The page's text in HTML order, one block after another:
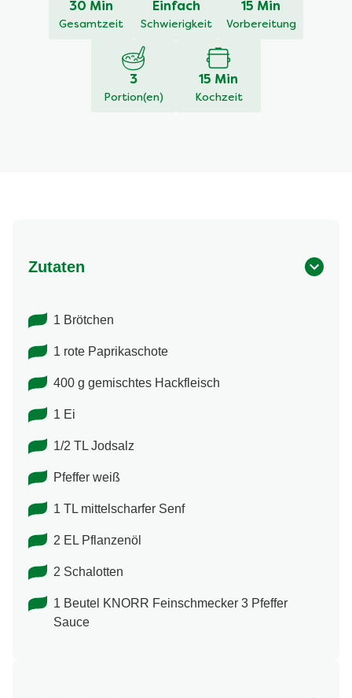
30 Min
Gesamtzeit
Einfach
Schwierigkeit
15 Min
Vorbereitung
3
Portion(en)
15 Min
Kochzeit
Zutaten
1 Brötchen
1 rote Paprikaschote
400 g gemischtes Hackfleisch
1 Ei
1/2 TL Jodsalz
Pfeffer weiß
1 TL mittelscharfer Senf
2 EL Pflanzenöl
2 Schalotten
1 Beutel KNORR Feinschmecker 3 Pfeffer
Sauce